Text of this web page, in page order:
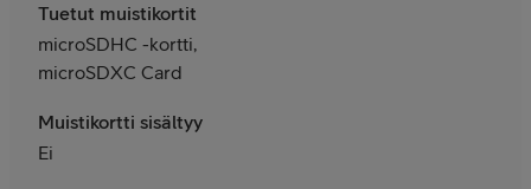
Tuetut muistikortit
microSDHC -kortti,
microSDXC Card
Muistikortti sisältyy
Ei